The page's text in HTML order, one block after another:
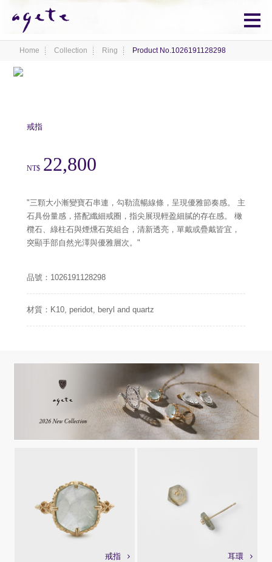
Home Collection Ring Product No.1026191128298
戒指
NT$ 22,800
"三顆大小漸變寶石串連，勾勒流暢線條，呈現優雅節奏感。 主
石具份量感，搭配纖細戒圈，指尖展現輕盈細膩的存在感。 橄
欖石、綠柱石與煙燻石英組合，清新透亮，單戴或疊戴皆宜，
突顯手部自然光澤與優雅層次。"
品號：1026191128298
材質：K10, peridot, beryl and quartz
戒指 耳環